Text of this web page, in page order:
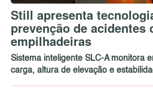
Still apresenta
prevenção de acidentes
empilhadeiras
Sistema inteligente SLC-A monitora
carga, altura de elevação e